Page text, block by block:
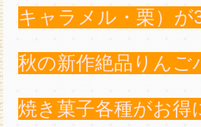
キャラメル・栗）が
秋の新作絶品りんご
焼き菓子各種がお得